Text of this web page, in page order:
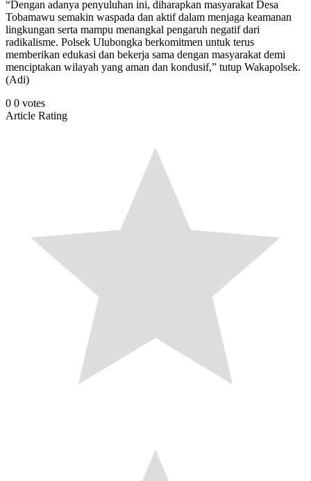
“Dengan adanya penyuluhan ini, diharapkan masyarakat Desa
Tobamawu semakin waspada dan aktif dalam menjaga keamanan
lingkungan serta mampu menangkal pengaruh negatif dari
radikalisme. Polsek Ulubongka berkomitmen untuk terus
memberikan edukasi dan bekerja sama dengan masyarakat demi
menciptakan wilayah yang aman dan kondusif,” tutup Wakapolsek.
(Adi)
0 0 votes
Article Rating